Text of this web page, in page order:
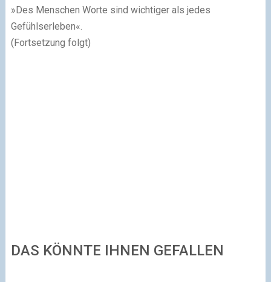
»Des Menschen Worte sind wichtiger als jedes
Gefühlserleben«.
(Fortsetzung folgt)
DAS KÖNNTE IHNEN GEFALLEN